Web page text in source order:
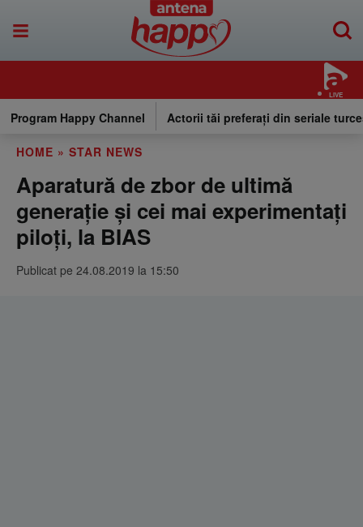
LIVE
Program Happy Channel Actorii tăi preferați din seriale
HOME » STAR NEWS
Aparatură de zbor de ultimă
generație și cei mai experimentați
piloți, la BIAS
Publicat pe 24.08.2019 la 15:50